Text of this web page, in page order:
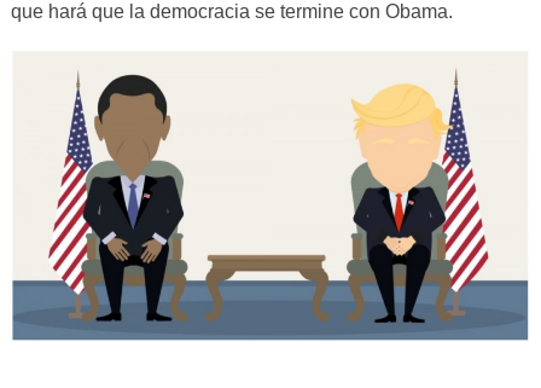
que hará que la democracia se termine con Obama.